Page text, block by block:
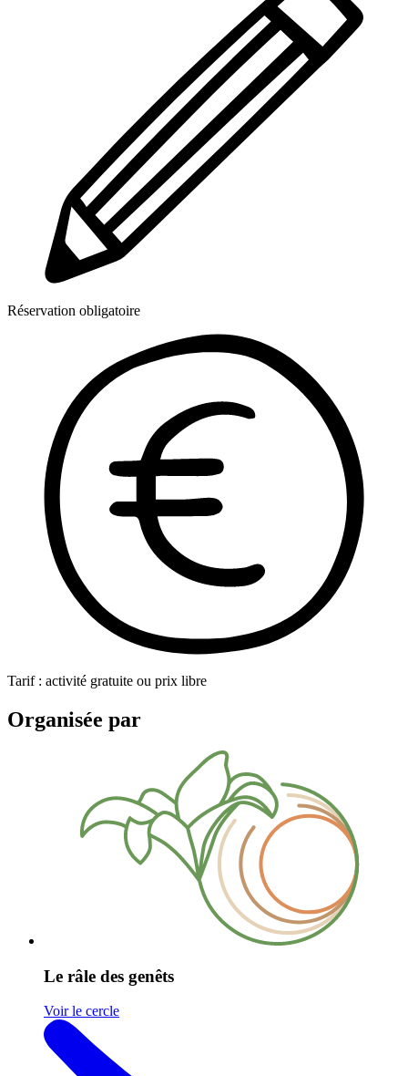
Réservation obligatoire
Tarif : activité gratuite ou prix libre
Organisée par
Le râle des genêts
Voir le cercle